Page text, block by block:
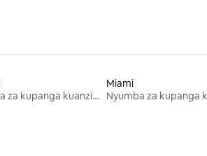
Nyumba za kupanga kuanzia mwezi mmoja
Miami